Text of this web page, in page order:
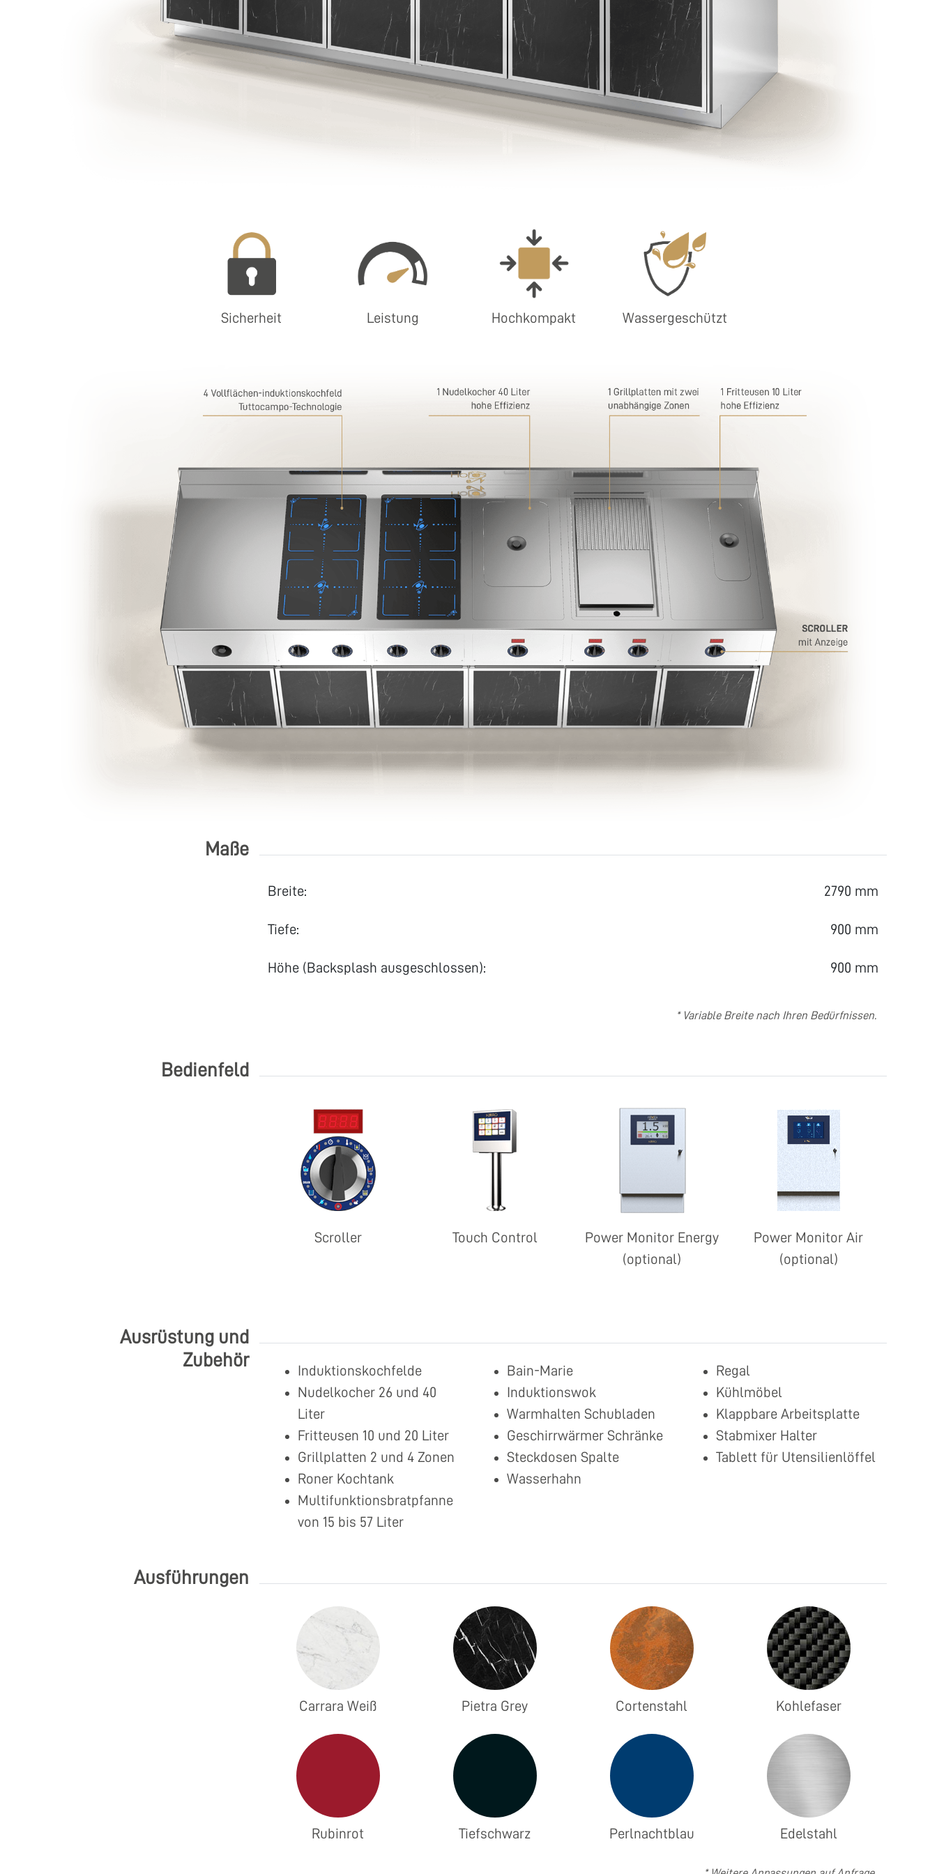
Sicherheit Leistung Hochkompakt Wassergeschützt
Maße
Breite: 2790 mm
Tiefe: 900 mm
Höhe (Backsplash ausgeschlossen): 900 mm
* Variable Breite nach Ihren Bedürfnissen.
Bedienfeld
Scroller Touch Control
Power Monitor Energy
(optional)
Power Monitor Air
(optional)
Ausrüstung und
Zubehör
Induktionskochfelde
Nudelkocher 26 und 40
Liter
Fritteusen 10 und 20 Liter
Grillplatten 2 und 4 Zonen
Roner Kochtank
Multifunktionsbratpfanne
von 15 bis 57 Liter
Bain-Marie
Induktionswok
Warmhalten Schubladen
Geschirrwärmer Schränke
Steckdosen Spalte
Wasserhahn
Regal
Kühlmöbel
Klappbare Arbeitsplatte
Stabmixer Halter
Tablett für Utensilienlöffel
Ausführungen
Carrara Weiß Pietra Grey Cortenstahl Kohlefaser
Rubinrot Tiefschwarz Perlnachtblau Edelstahl